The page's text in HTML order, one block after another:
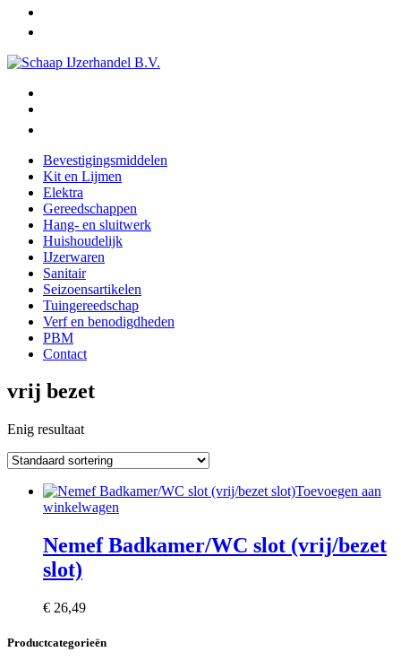
Bevestigingsmiddelen
Kit en Lijmen
Elektra
Gereedschappen
Hang- en sluitwerk
Huishoudelijk
IJzerwaren
Sanitair
Seizoensartikelen
Tuingereedschap
Verf en benodigdheden
PBM
Contact
vrij bezet
Enig resultaat
Toevoegen aan
winkelwagen
Nemef Badkamer/WC slot (vrij/bezet
slot)
€ 26,49
Productcategorieën